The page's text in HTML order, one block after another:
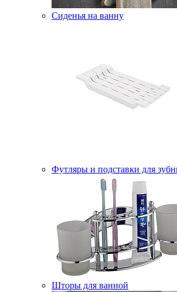
Сиденья на ванну
Футляры и подставки для
Шторы для ванной